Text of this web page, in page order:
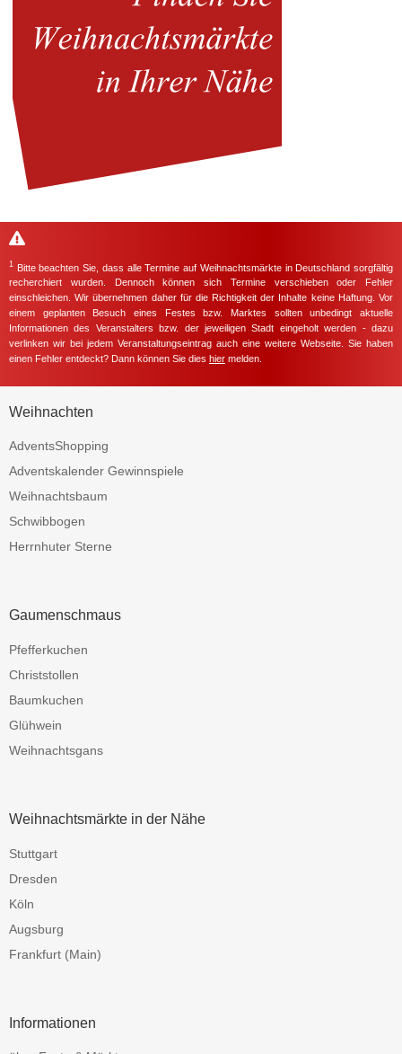
1
Bitte beachten Sie, dass alle Termine auf Weihnachtsmärkte in Deutschland sorgfältig
recherchiert wurden. Dennoch können sich Termine verschieben oder Fehler
einschleichen. Wir übernehmen daher für die Richtigkeit der Inhalte keine Haftung. Vor
einem geplanten Besuch eines Festes bzw. Marktes sollten unbedingt aktuelle
Informationen des Veranstalters bzw. der jeweiligen Stadt eingeholt werden - dazu
verlinken wir bei jedem Veranstaltungseintrag auch eine weitere Webseite. Sie haben
einen Fehler entdeckt? Dann können Sie dies hier melden.
Weihnachten
AdventsShopping
Adventskalender Gewinnspiele
Weihnachtsbaum
Schwibbogen
Herrnhuter Sterne
Gaumenschmaus
Pfefferkuchen
Christstollen
Baumkuchen
Glühwein
Weihnachtsgans
Weihnachtsmärkte in der Nähe
Stuttgart
Dresden
Köln
Augsburg
Frankfurt (Main)
Informationen